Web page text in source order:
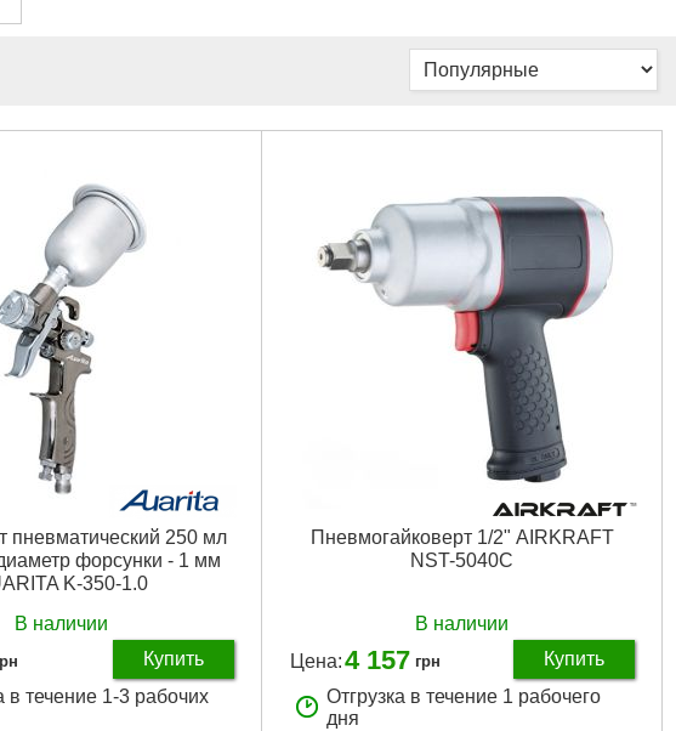
пневматический 250 мл
форсунки - 1 мм
K-350-1.0
В наличии
Купить
в течение 1-3 рабочих
Пневмогайковерт 1/2" AIRKRAFT
NST-5040C
В наличии
Цена:4 157 грн
Купить
Отгрузка в течение 1 рабочего
дня